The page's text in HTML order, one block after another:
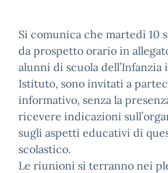
Si comunica che martedì 10
da prospetto orario in
alunni di scuola
Istituto, sono invitati a
informativo, senza la
ricevere indicazioni
sugli aspetti educativi di
scolastico.
Le riunioni si terranno nei